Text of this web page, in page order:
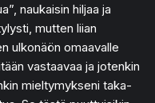
naukaisin hiljaa ja
mutten liian
ulkonäön omaavalle
vastaavaa ja jotenkin
mieltymykseni taka-